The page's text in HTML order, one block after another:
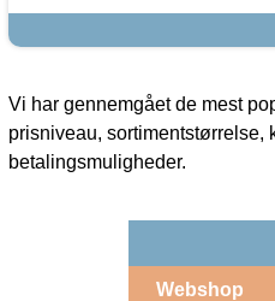
Vi har gennemgået de mest
prisniveau, sortimentstørrelse,
betalingsmuligheder.
Webshop